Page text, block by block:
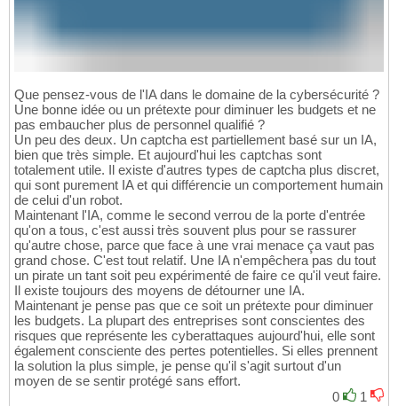
Que pensez-vous de l'IA dans le domaine de la cybersécurité ?
Une bonne idée ou un prétexte pour diminuer les budgets et ne
pas embaucher plus de personnel qualifié ?
Un peu des deux. Un captcha est partiellement basé sur un IA,
bien que très simple. Et aujourd'hui les captchas sont
totalement utile. Il existe d'autres types de captcha plus discret,
qui sont purement IA et qui différencie un comportement humain
de celui d'un robot.
Maintenant l'IA, comme le second verrou de la porte d'entrée
qu'on a tous, c'est aussi très souvent plus pour se rassurer
qu'autre chose, parce que face à une vrai menace ça vaut pas
grand chose. C'est tout relatif. Une IA n'empêchera pas du tout
un pirate un tant soit peu expérimenté de faire ce qu'il veut faire.
Il existe toujours des moyens de détourner une IA.
Maintenant je pense pas que ce soit un prétexte pour diminuer
les budgets. La plupart des entreprises sont conscientes des
risques que représente les cyberattaques aujourd'hui, elle sont
également consciente des pertes potentielles. Si elles prennent
la solution la plus simple, je pense qu'il s'agit surtout d'un
moyen de se sentir protégé sans effort.
0
1